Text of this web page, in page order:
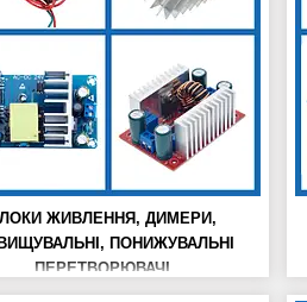
ЖИВЛЕННЯ, ДИМЕРИ,
ПОНИЖУВАЛЬНІ
ПЕРЕТВОРЮВАЧІ